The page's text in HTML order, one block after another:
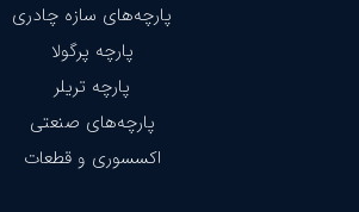
پارچه‌های سازه چادری
پارچه پرگولا
پارچه تریلر
پارچه‌های صنعتی
اکسسوری و قطعات